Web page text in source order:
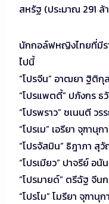
สหรัฐ (ประมาณ 291 ล้
นักกอล์ฟหญิงไทยที่มีร
ไปนี้
“โปรจีน” อาฒยา ฐิติกุล
“โปรแพตตี้” ปภังกร ธ
“โปรพราว” ชเนนตี ว
“โปรเม” เอรียา จุฑานุก
“โปรจัสมิน” ธิฎาภา สุ
“โปรเมียว” ปาจรีย์ อ
“โปรมายด์” ตรีฉัฐ จีน
“โปรโม” โมรียา จุฑานุก